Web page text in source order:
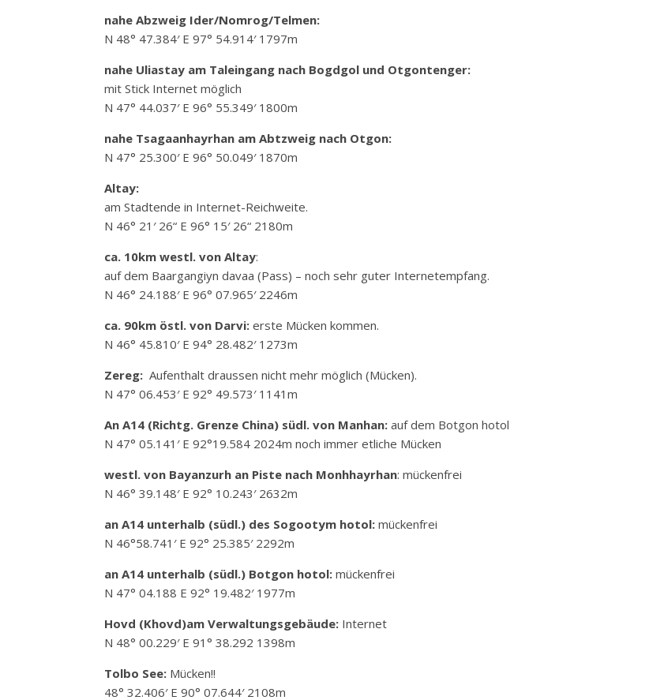
nahe Abzweig Ider/Nomrog/Telmen:
N 48° 47.384′ E 97° 54.914′ 1797m
nahe Uliastay am Taleingang nach Bogdgol und Otgontenger:
mit Stick Internet möglich
N 47° 44.037′ E 96° 55.349′ 1800m
nahe Tsagaanhayrhan am Abtzweig nach Otgon:
N 47° 25.300′ E 96° 50.049′ 1870m
Altay:
am Stadtende in Internet-Reichweite.
N 46° 21′ 26“ E 96° 15′ 26“ 2180m
ca. 10km westl. von Altay:
auf dem Baargangiyn davaa (Pass) – noch sehr guter Internetempfang.
N 46° 24.188′ E 96° 07.965′ 2246m
ca. 90km östl. von Darvi: erste Mücken kommen.
N 46° 45.810′ E 94° 28.482′ 1273m
Zereg: Aufenthalt draussen nicht mehr möglich (Mücken).
N 47° 06.453′ E 92° 49.573′ 1141m
An A14 (Richtg. Grenze China) südl. von Manhan: auf dem Botgon hotol
N 47° 05.141′ E 92°19.584 2024m noch immer etliche Mücken
westl. von Bayanzurh an Piste nach Monhhayrhan: mückenfrei
N 46° 39.148′ E 92° 10.243′ 2632m
an A14 unterhalb (südl.) des Sogootym hotol: mückenfrei
N 46°58.741′ E 92° 25.385′ 2292m
an A14 unterhalb (südl.) Botgon hotol: mückenfrei
N 47° 04.188 E 92° 19.482′ 1977m
Hovd (Khovd)am Verwaltungsgebäude: Internet
N 48° 00.229′ E 91° 38.292 1398m
Tolbo See: Mücken!!
48° 32.406′ E 90° 07.644′ 2108m